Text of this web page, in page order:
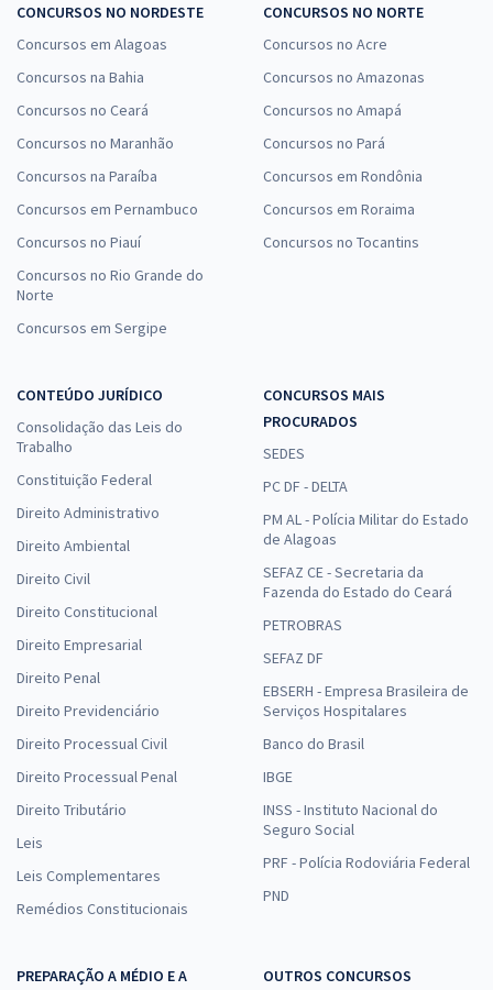
CONCURSOS NO NORDESTE
Concursos em Alagoas
Concursos na Bahia
Concursos no Ceará
Concursos no Maranhão
Concursos na Paraíba
Concursos em Pernambuco
Concursos no Piauí
Concursos no Rio Grande do
Norte
Concursos em Sergipe
CONCURSOS NO NORTE
Concursos no Acre
Concursos no Amazonas
Concursos no Amapá
Concursos no Pará
Concursos em Rondônia
Concursos em Roraima
Concursos no Tocantins
CONTEÚDO JURÍDICO
Consolidação das Leis do
Trabalho
Constituição Federal
Direito Administrativo
Direito Ambiental
Direito Civil
Direito Constitucional
Direito Empresarial
Direito Penal
Direito Previdenciário
Direito Processual Civil
Direito Processual Penal
Direito Tributário
Leis
Leis Complementares
Remédios Constitucionais
CONCURSOS MAIS
PROCURADOS
SEDES
PC DF - DELTA
PM AL - Polícia Militar do Estado
de Alagoas
SEFAZ CE - Secretaria da
Fazenda do Estado do Ceará
PETROBRAS
SEFAZ DF
EBSERH - Empresa Brasileira de
Serviços Hospitalares
Banco do Brasil
IBGE
INSS - Instituto Nacional do
Seguro Social
PRF - Polícia Rodoviária Federal
PND
PREPARAÇÃO A MÉDIO E A
OUTROS CONCURSOS